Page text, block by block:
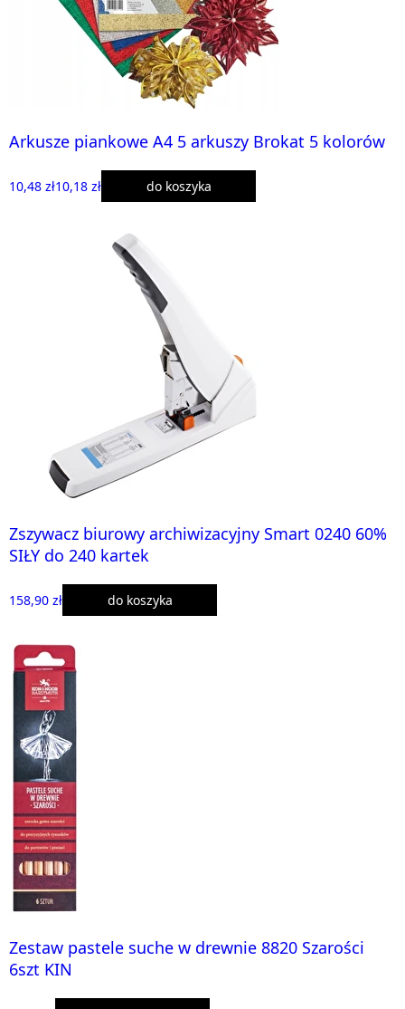
Arkusze piankowe A4 5 arkuszy Brokat 5 kolorów
10,48 zł10,18 zł do koszyka
Zszywacz biurowy archiwizacyjny Smart 0240 60%
SIŁY do 240 kartek
158,90 zł do koszyka
Zestaw pastele suche w drewnie 8820 Szarości
6szt KIN